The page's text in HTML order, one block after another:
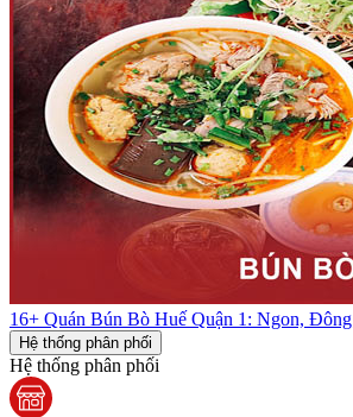
16+ Quán Bún Bò Huế Quận 1: Ngon,
Hệ thống phân phối
Hệ thống phân phối